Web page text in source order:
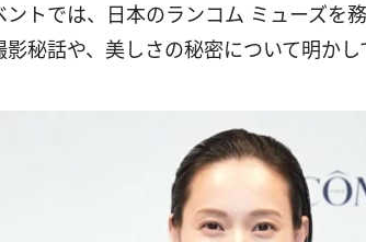
トでは、日本のランコム ミューズを
秘話や、美しさの秘密について明かし